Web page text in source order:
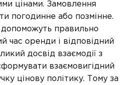
цінами. Замовлення
погодинне або позмінне.
правильно
час оренди і відповідний
досвід взаємодії з
взаємовигідний
цінову політику. Тому за